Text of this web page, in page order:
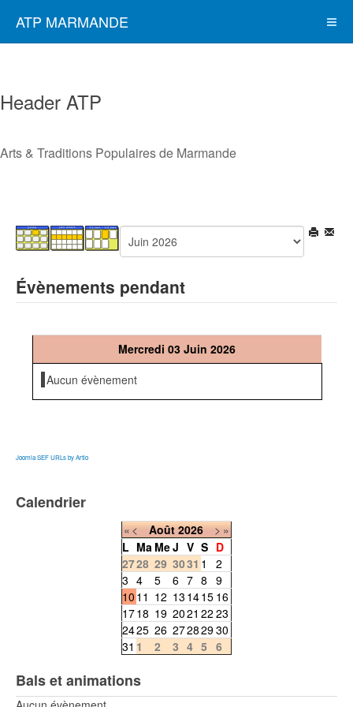
ATP MARMANDE
Header ATP
Arts & Traditions Populaires de Marmande
Évènements pendant
Mercredi 03 Juin 2026
Aucun évènement
Joomla SEF URLs by Artio
Calendrier
«< Août 2026 >»
L Ma MeJ V S D
2728 29 3031 1
2
3 4 5 6 7 8 9
10 11 12 13 1415 16
1718 19 2021 22 23
2425 26 27282930
31 1 2 3 4 5 6
Bals et animations